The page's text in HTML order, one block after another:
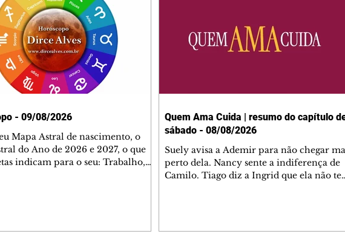
- 09/08/2026
Mapa Astral de nascimento, o
do Ano de 2026 e 2027, o que
indicam para o seu: Trabalho,
Quem Ama Cuida | resumo do capítulo
sábado - 08/08/2026
Suely avisa a Ademir para não chegar
perto dela. Nancy sente a indiferença de
Camilo. Tiago diz a Ingrid que ela não